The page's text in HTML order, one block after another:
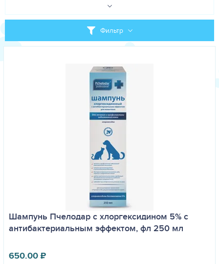
Фильтр
Шампунь Пчелодар с хлоргексидином 5% с
антибактериальным эффектом, фл 250 мл
650.00₽